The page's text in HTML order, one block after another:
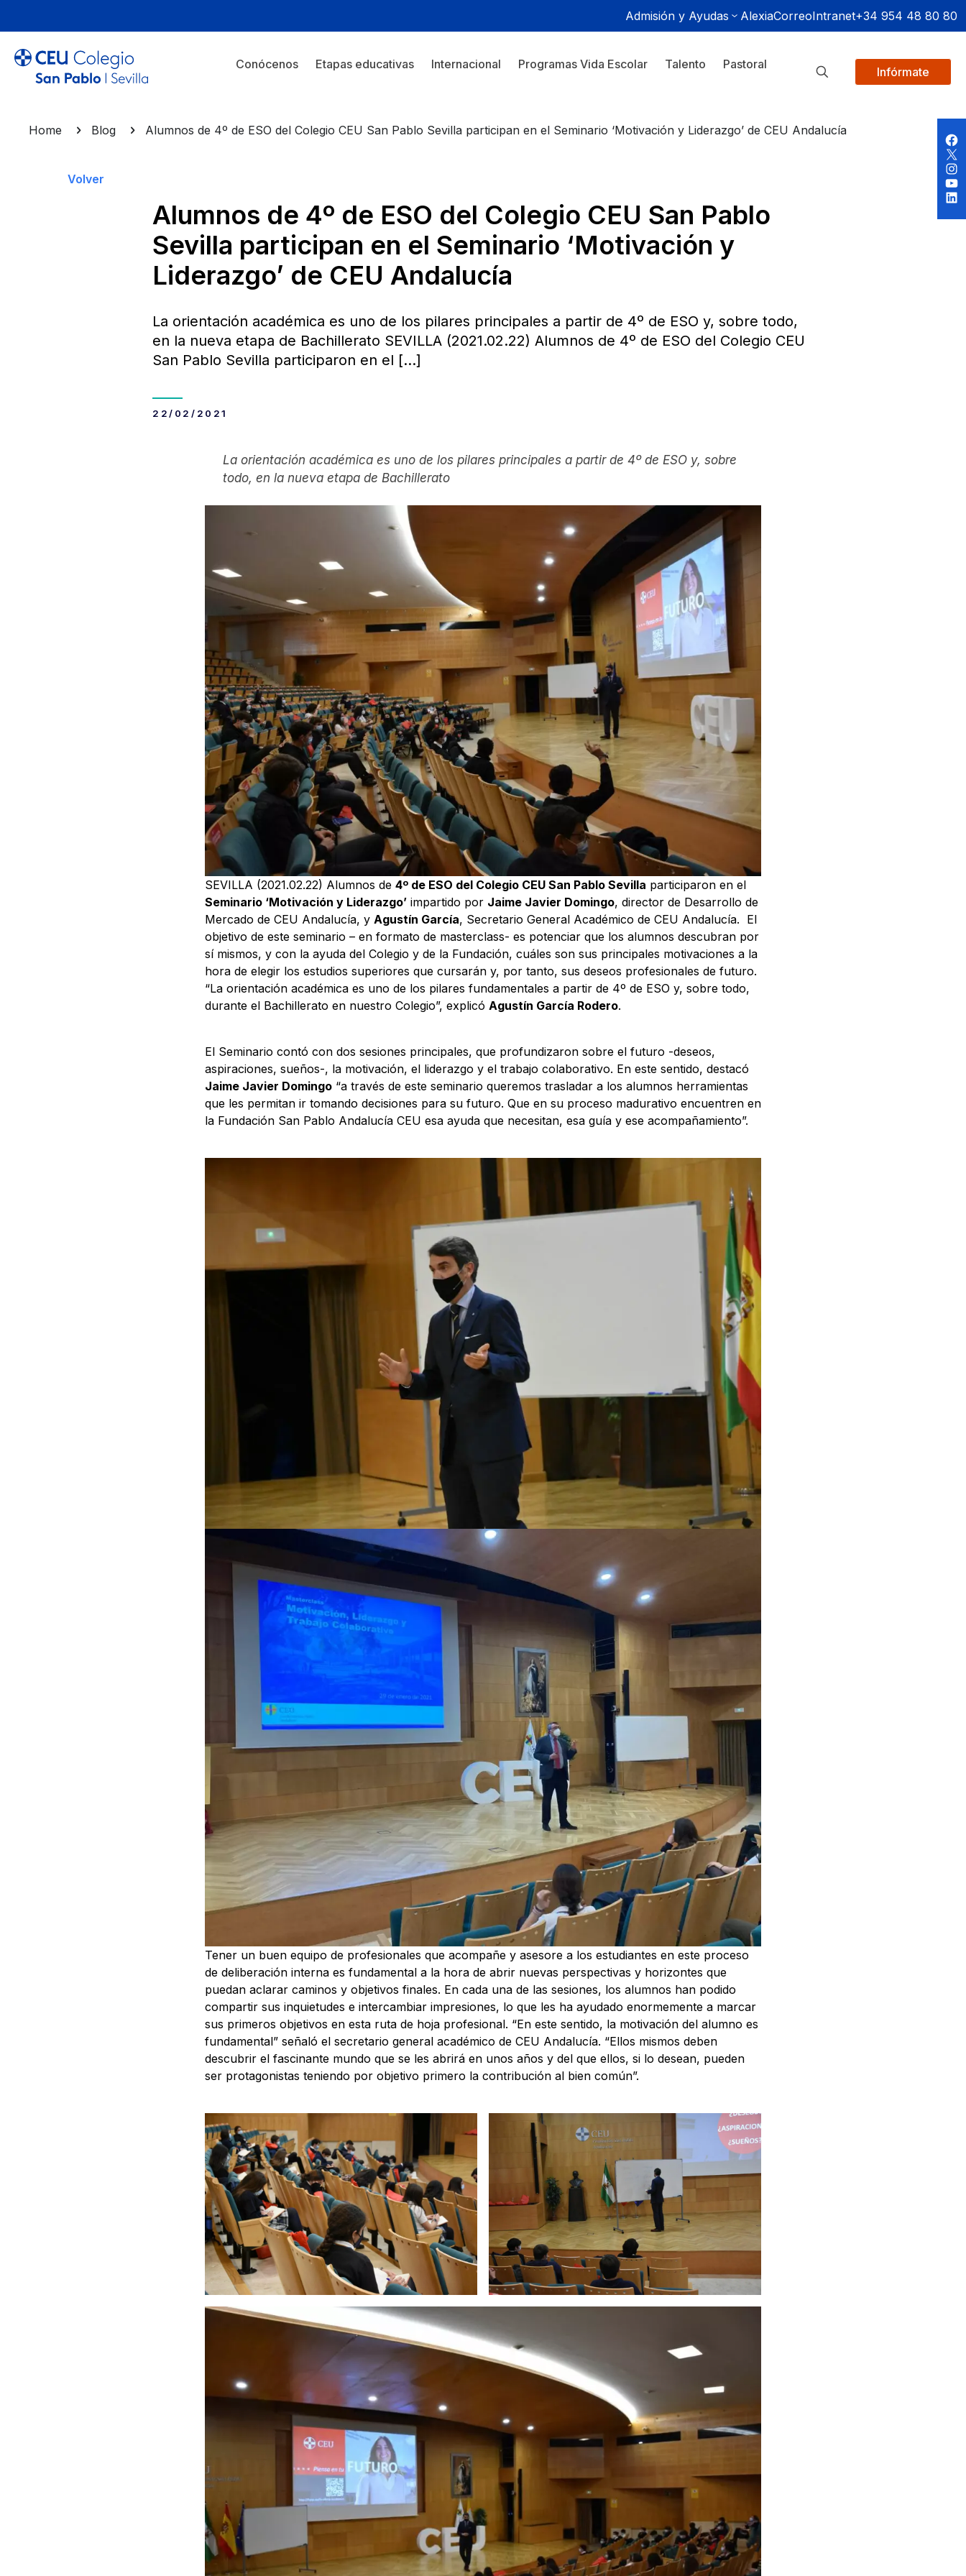
Admisión y Ayudas AlexiaCorreoIntranet+34 954 48 80 80
Conócenos Etapas educativas Internacional Programas Vida Escolar Talento Pastoral
Infórmate
Home Blog Alumnos de 4º de ESO del Colegio CEU San Pablo Sevilla participan en el Seminario ‘Motivación y Liderazgo’ de CEU Andalucía
Volver
Alumnos de 4º de ESO del Colegio CEU San Pablo
Sevilla participan en el Seminario ‘Motivación y
Liderazgo’ de CEU Andalucía
La orientación académica es uno de los pilares principales a partir de 4º de ESO y, sobre todo,
en la nueva etapa de Bachillerato SEVILLA (2021.02.22) Alumnos de 4º de ESO del Colegio CEU
San Pablo Sevilla participaron en el […]
22/02/2021
La orientación académica es uno de los pilares principales a partir de 4º de ESO y, sobre
todo, en la nueva etapa de Bachillerato
SEVILLA (2021.02.22) Alumnos de 4º de ESO del Colegio CEU San Pablo Sevilla participaron en el
Seminario ‘Motivación y Liderazgo’impartido por Jaime Javier Domingo, director de Desarrollo de
Mercado de CEU Andalucía, y Agustín García, Secretario General Académico de CEU Andalucía. El
objetivo de este seminario – en formato de masterclass- es potenciar que los alumnos descubran por
sí mismos, y con la ayuda del Colegio y de la Fundación, cuáles son sus principales motivaciones a la
hora de elegir los estudios superiores que cursarán y, por tanto, sus deseos profesionales de futuro.
“La orientación académica es uno de los pilares fundamentales a partir de 4º de ESO y, sobre todo,
durante el Bachillerato en nuestro Colegio”, explicó Agustín García Rodero.
El Seminario contó con dos sesiones principales, que profundizaron sobre el futuro -deseos,
aspiraciones, sueños-, la motivación, el liderazgo y el trabajo colaborativo. En este sentido, destacó
Jaime Javier Domingo“a través de este seminario queremos trasladar a los alumnos herramientas
que les permitan ir tomando decisiones para su futuro. Que en su proceso madurativo encuentren en
la Fundación San Pablo Andalucía CEU esa ayuda que necesitan, esa guía y ese acompañamiento”.
Tener un buen equipo de profesionales que acompañe y asesore a los estudiantes en este proceso
de deliberación interna es fundamental a la hora de abrir nuevas perspectivas y horizontes que
puedan aclarar caminos y objetivos finales. En cada una de las sesiones, los alumnos han podido
compartir sus inquietudes e intercambiar impresiones, lo que les ha ayudado enormemente a marcar
sus primeros objetivos en esta ruta de hoja profesional. “En este sentido, la motivación del alumno es
fundamental” señaló el secretario general académico de CEU Andalucía. “Ellos mismos deben
descubrir el fascinante mundo que se les abrirá en unos años y del que ellos, si lo desean, pueden
ser protagonistas teniendo por objetivo primero la contribución al bien común”.